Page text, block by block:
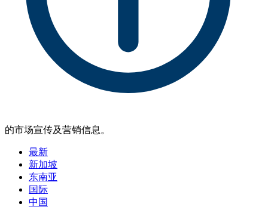
的市场宣传及营销信息。
最新
新加坡
东南亚
国际
中国